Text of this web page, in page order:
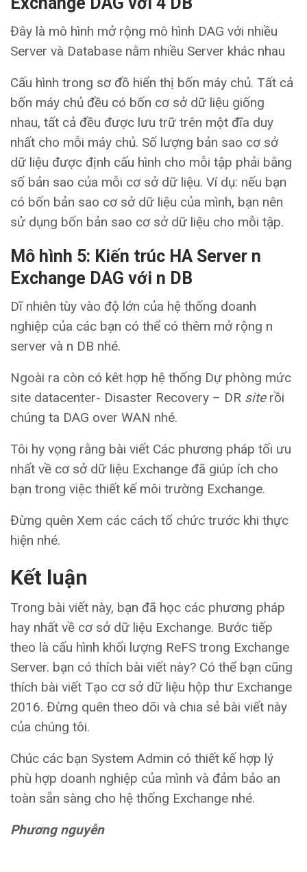
Đây là mô hình mở rộng mô hình DAG với nhiều
Server và Database nằm nhiều Server khác nhau
Cấu hình trong sơ đồ hiển thị bốn máy chủ. Tất cả
bốn máy chủ đều có bốn cơ sở dữ liệu giống
nhau, tất cả đều được lưu trữ trên một đĩa duy
nhất cho mỗi máy chủ. Số lượng bản sao cơ sở
dữ liệu được định cấu hình cho mỗi tập phải bằng
số bản sao của mỗi cơ sở dữ liệu. Ví dụ: nếu bạn
có bốn bản sao cơ sở dữ liệu của mình, bạn nên
sử dụng bốn bản sao cơ sở dữ liệu cho mỗi tập.
Mô hình 5: Kiến trúc HA Server n
Exchange DAG với n DB
Dĩ nhiên tùy vào độ lớn của hệ thống doanh
nghiệp của các bạn có thể có thêm mở rộng n
server và n DB nhé.
Ngoài ra còn có kêt hợp hệ thống Dự phòng mức
site datacenter- Disaster Recovery – DR siterồi
chúng ta DAG over WAN nhé.
Tôi hy vọng rằng bài viết Các phương pháp tối ưu
nhất về cơ sở dữ liệu Exchange đã giúp ích cho
bạn trong việc thiết kế môi trường Exchange.
Đừng quên Xem các cách tổ chức trước khi thực
hiện nhé.
Kết luận
Trong bài viết này, bạn đã học các phương pháp
hay nhất về cơ sở dữ liệu Exchange. Bước tiếp
theo là cấu hình khối lượng ReFS trong Exchange
Server. bạn có thích bài viết này? Có thể bạn cũng
thích bài viết Tạo cơ sở dữ liệu hộp thư Exchange
2016. Đừng quên theo dõi và chia sẻ bài viết này
của chúng tôi.
Chúc các bạn System Admin có thiết kế hợp lý
phù hợp doanh nghiệp của mình và đảm bảo an
toàn sẵn sàng cho hệ thống Exchange nhé.
Phương nguyễn